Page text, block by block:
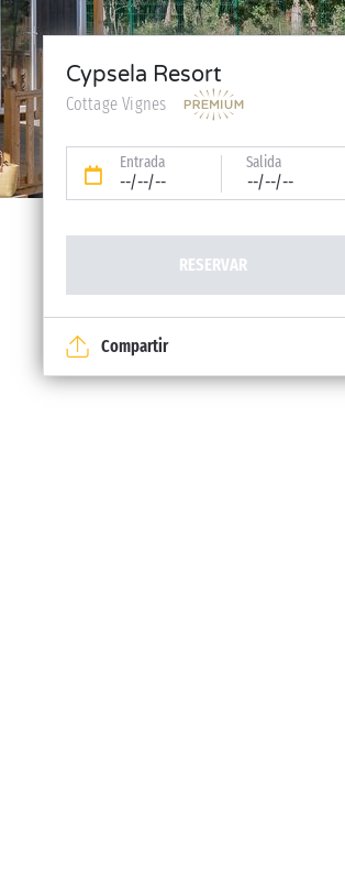
Cypsela Resort
Cottage Vignes
Entrada
--/--/--
Salida
--/--/--
RESERVAR
Compartir